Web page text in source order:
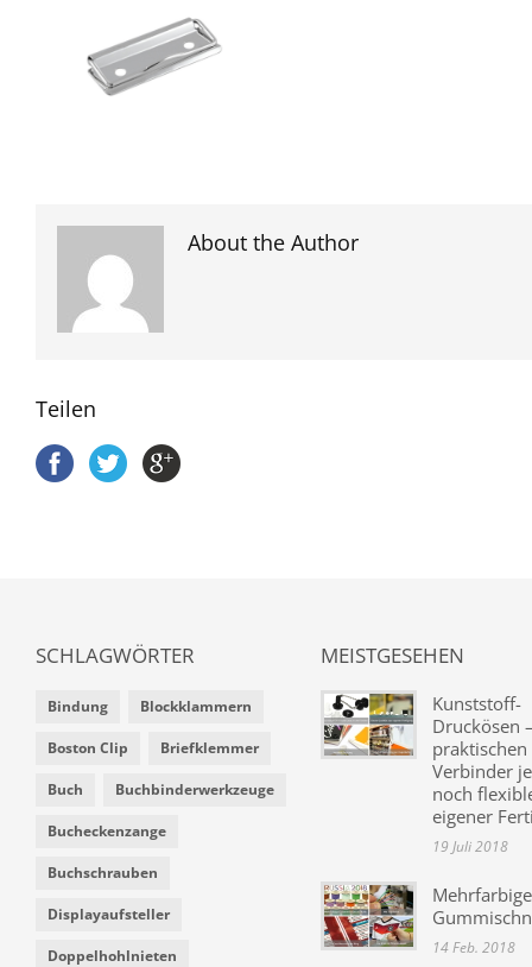
About the Author
Teilen
SCHLAGWÖRTER
Bindung Blockklammern
Boston Clip Briefklemmer
Buch Buchbinderwerkzeuge
Bucheckenzange
Buchschrauben
Displayaufsteller
Doppelhohlnieten
MEISTGESEHEN
Kunststoff-
Druckösen
praktischen
Verbinder
noch
eigener
19 Juli 2018
Mehrfarbige
14 Feb. 2018